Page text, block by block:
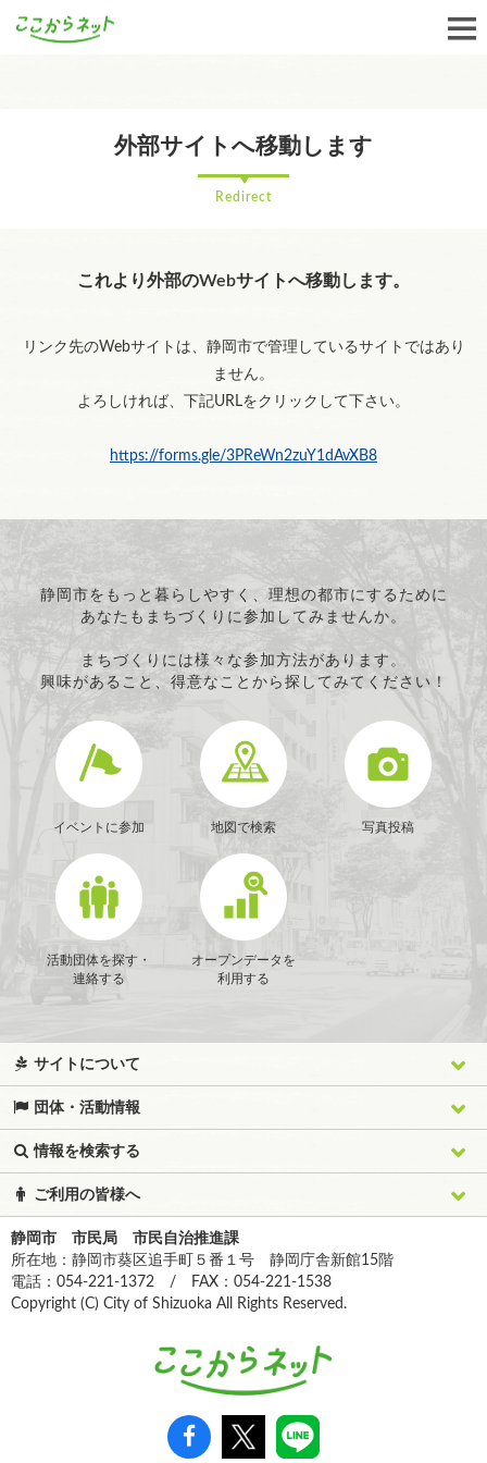
外部サイトへ移動します
Redirect
これより外部のWebサイトへ移動します。
リンク先のWebサイトは、静岡市で管理しているサイトではあり
ません。
よろしければ、下記URLをクリックして下さい。
https://forms.gle/3PReWn2zuY1dAvXB8
静岡市をもっと暮らしやすく、理想の都市にするために
あなたもまちづくりに参加してみませんか。
まちづくりには様々な参加方法があります。
興味があること、得意なことから探してみてください！
イベントに参加 地図で検索 写真投稿
活動団体を探す・
連絡する
オープンデータを
利用する
サイトについて
団体・活動情報
情報を検索する
ご利用の皆様へ
静岡市 市民局 市民自治推進課
所在地：静岡市葵区追手町５番１号 静岡庁舎新館15階
電話：054-221-1372 / FAX：054-221-1538
Copyright (C) City of Shizuoka All Rights Reserved.